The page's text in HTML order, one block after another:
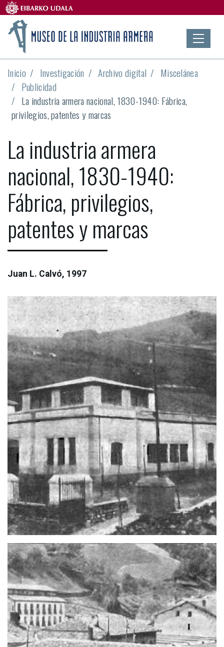
Inicio Investigación Archivo digital
Miscelánea
Publicidad
La industria armera nacional, 1830-1940: Fábrica,
privilegios, patentes y marcas
La industria armera
nacional, 1830-1940:
Fábrica, privilegios,
patentes y marcas
Juan L. Calvó, 1997